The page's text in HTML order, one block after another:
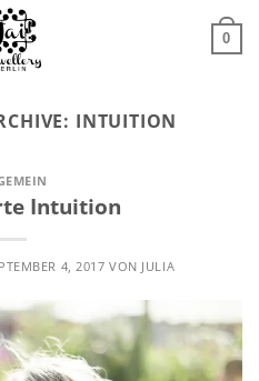
0
INTUITION
Intuition
4, 2017 VON JULIA